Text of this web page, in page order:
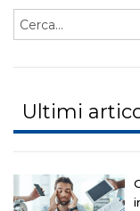
Ultimi